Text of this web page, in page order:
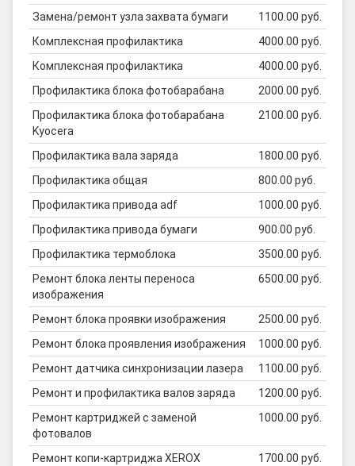
Замена/ремонт узла захвата бумаги
1100.00 руб.
Комплексная профилактика
4000.00 руб.
Комплексная профилактика
4000.00 руб.
Профилактика блока фотобарабана
2000.00 руб.
Профилактика блока фотобарабана
Kyocera
2100.00 руб.
Профилактика вала заряда
1800.00 руб.
Профилактика общая
800.00 руб.
Профилактика привода adf
1000.00 руб.
Профилактика привода бумаги
900.00 руб.
Профилактика термоблока
3500.00 руб.
Ремонт блока ленты переноса
изображения
6500.00 руб.
Ремонт блока проявки изображения
2500.00 руб.
Ремонт блока проявления изображения
1000.00 руб.
Ремонт датчика синхронизации лазера
1100.00 руб.
Ремонт и профилактика валов заряда
1200.00 руб.
Ремонт картриджей с заменой
фотовалов
1000.00 руб.
Ремонт копи-картриджа XEROX
1700.00 руб.